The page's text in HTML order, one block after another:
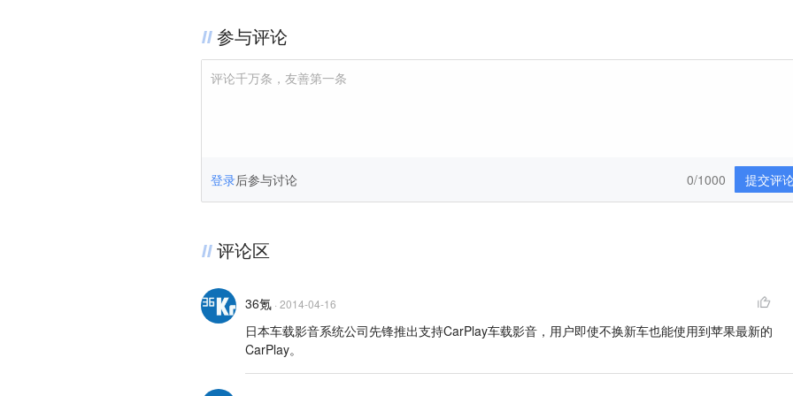
参与评论
评论千万条，友善第一条
登录后参与讨论 提交评
0/1000
评论区
36氪 · 2014-04-16
日本车载影音系统公司先锋推出支持CarPlay车载影音，用户即使不换新车也能使用到苹果最新的
CarPlay。